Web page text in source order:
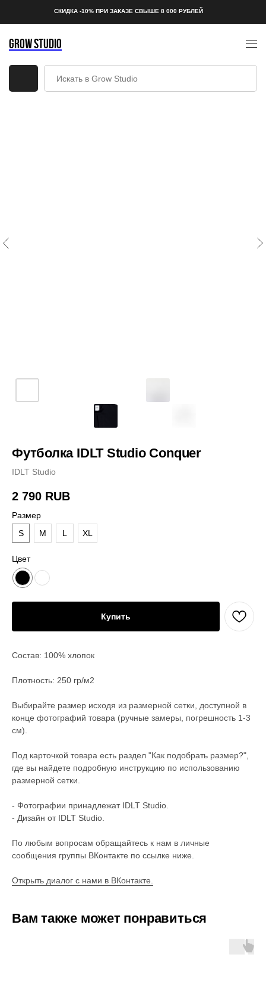
СКИДКА -10% ПРИ ЗАКАЗЕ СВЫШЕ 8 000 РУБЛЕЙ
GROW STUDIO
Футболка IDLT Studio Conquer
IDLT Studio
2 790 RUB
Размер
S
M L XL
Цвет
Купить
Состав: 100% хлопок
Плотность: 250 гр/м2
Выбирайте размер исходя из размерной сетки, доступной в
конце фотографий товара (ручные замеры, погрешность 1-3
см).
Под карточкой товара есть раздел "Как подобрать размер?",
где вы найдете подробную инструкцию по использованию
размерной сетки.
- Фотографии принадлежат IDLT Studio.
- Дизайн от IDLT Studio.
По любым вопросам обращайтесь к нам в личные
сообщения группы ВКонтакте по ссылке ниже.
Открыть диалог с нами в ВКонтакте.
Вам также может понравиться